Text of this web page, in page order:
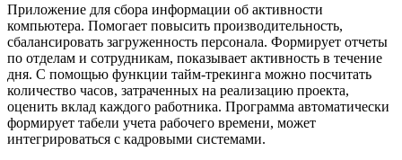
Приложение для сбора информации об активности
компьютера. Помогает повысить производительность,
сбалансировать загруженность персонала. Формирует отчеты
по отделам и сотрудникам, показывает активность в течение
дня. С помощью функции тайм-трекинга можно посчитать
количество часов, затраченных на реализацию проекта,
оценить вклад каждого работника. Программа автоматически
формирует табели учета рабочего времени, может
интегрироваться с кадровыми системами.